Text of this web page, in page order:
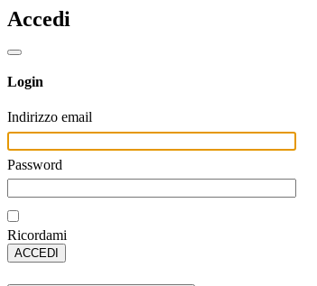
Accedi
Login
Indirizzo email
Password
Ricordami
ACCEDI